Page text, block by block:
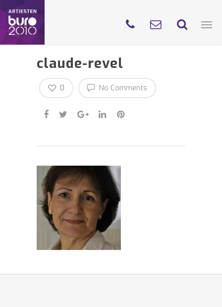
claude-revel
No Comments
0